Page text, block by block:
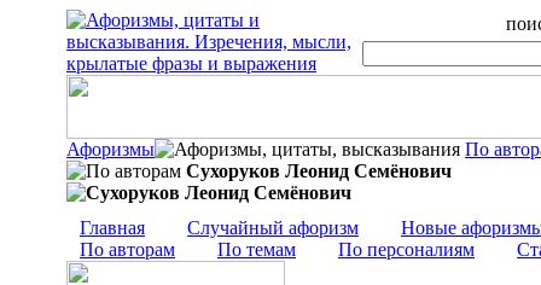
Афоризмы
По
Сухоруков Леонид Семёнович
Главная Случайный афоризм
Новые
По авторам
По темам По персоналиям